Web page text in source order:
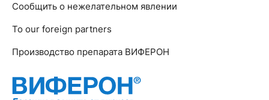
Сообщить о нежелательном явлении
To our foreign partners
Производство препарата ВИФЕРОН